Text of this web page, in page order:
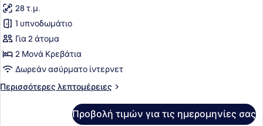
Side)
φωτογραφιών
για
Premium
Δωμάτιο,
2
Μονά
Κρεβάτια
28 τ.μ.
1 υπνοδωμάτιο
Για 2 άτομα
2 Μονά Κρεβάτια
Δωρεάν ασύρματο ίντερνετ
Περισσότερες λεπτομέρειες
Περισσότερες
Προβολή τιμών για τις ημερομηνίες σας